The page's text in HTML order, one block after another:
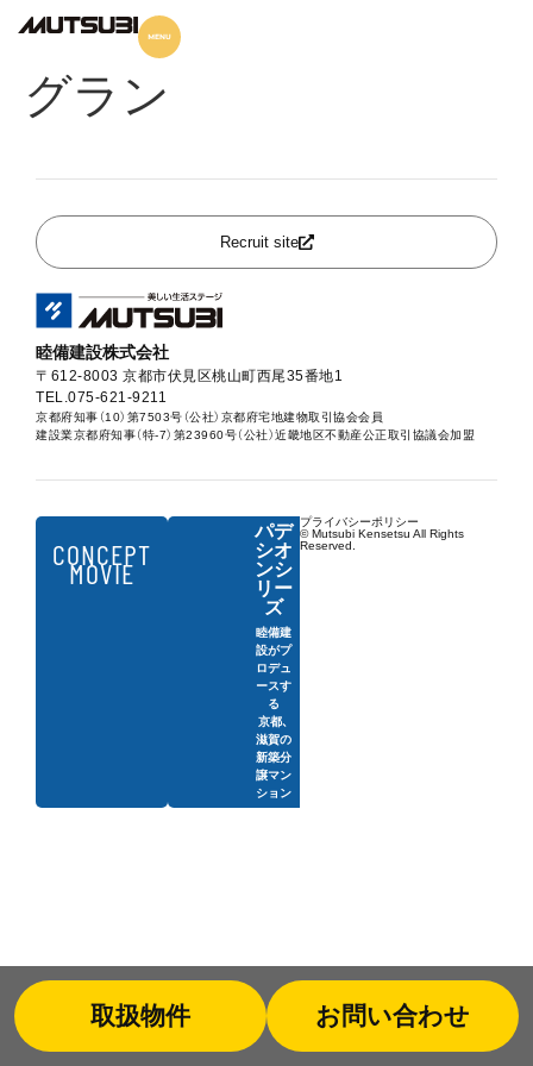
取扱物件 お問い合わせ
パデシオン御池西ノ京
グラン
Recruit site
睦備建設株式会社
〒612-8003 京都市伏見区桃山町西尾35番地1
TEL.075-621-9211
京都府知事（10）第7503号（公社）京都府宅地建物取引協会会員
建設業京都府知事（特-7）第23960号（公社）近畿地区不動産公正取引協議会加盟
CONCEPT
MOVIE
パデ
シオ
ンシ
リー
ズ
睦備建
設がプ
ロデュ
ースす
る
京都、
滋賀の
新築分
譲マン
ション
プライバシーポリシー
© Mutsubi Kensetsu All Rights
Reserved.